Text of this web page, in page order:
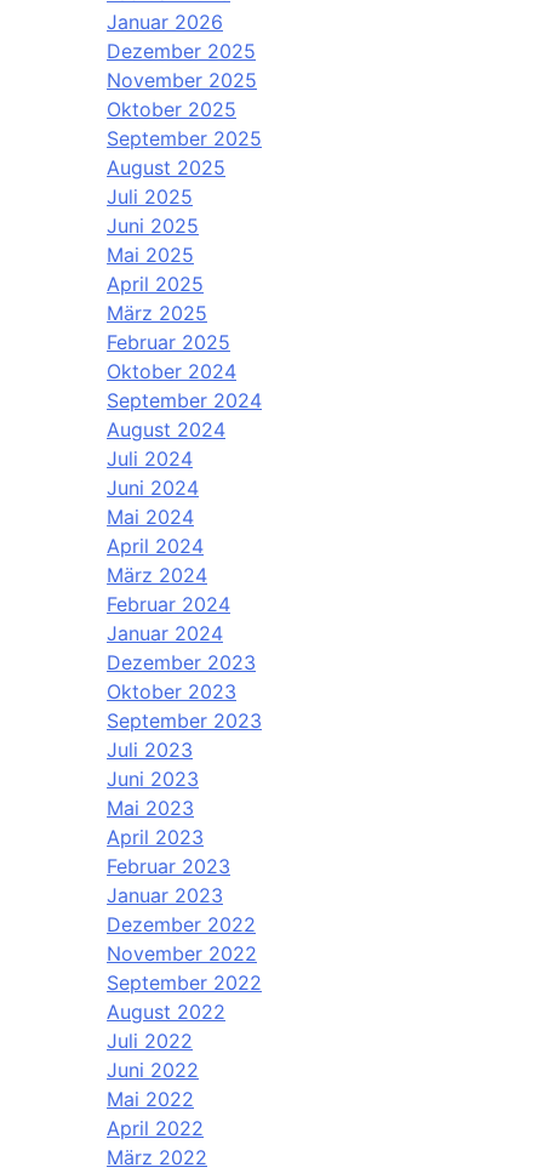
Januar 2026
Dezember 2025
November 2025
Oktober 2025
September 2025
August 2025
Juli 2025
Juni 2025
Mai 2025
April 2025
März 2025
Februar 2025
Oktober 2024
September 2024
August 2024
Juli 2024
Juni 2024
Mai 2024
April 2024
März 2024
Februar 2024
Januar 2024
Dezember 2023
Oktober 2023
September 2023
Juli 2023
Juni 2023
Mai 2023
April 2023
Februar 2023
Januar 2023
Dezember 2022
November 2022
September 2022
August 2022
Juli 2022
Juni 2022
Mai 2022
April 2022
März 2022